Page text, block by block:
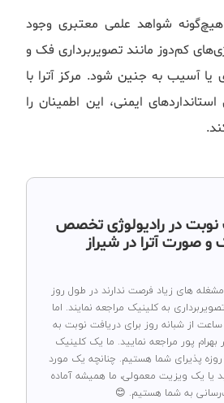
شواهد علمی معتبری وجود
کم‌دوز مانند تصویربرداری فک و
یا آسیب به جنین شود. مرکز آترا با
ایمنی، این اطمینان را
نوبت در رادیولوژی تخصص
و صورت آترا در شیراز
مشغله های زیاد فرصت ندارند در طول روز
به کلینیک مراجعه نمایند. اما
از شبانه روز برای دریافت نوبت به
پور مراجعه نمایید. ما یک کلینیک
پذیرای شما هستیم. چنانچه یک مورد
یا یک ویزیت معمولی، ما همیشه آماده
به شما هستیم. 😊